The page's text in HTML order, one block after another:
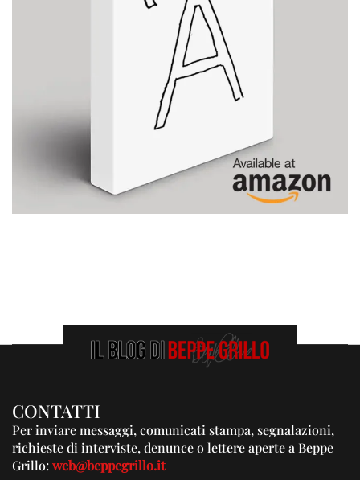
CONTATTI
Per inviare messaggi, comunicati stampa, segnalazioni,
richieste di interviste, denunce o lettere aperte a Beppe
Grillo:web@beppegrillo.it